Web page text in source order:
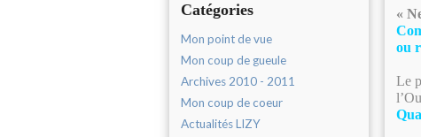
Catégories
Mon point de vue
Mon coup de gueule
Archives 2010 - 2011
Mon coup de coeur
Actualités LIZY
«
ou
Le